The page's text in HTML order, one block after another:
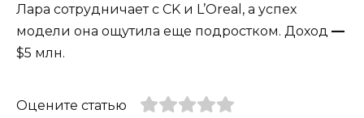
Лара сотрудничает с CK и L’Oreal, а успех
модели она ощутила еще подростком. Доход —
$5 млн.
Оцените статью